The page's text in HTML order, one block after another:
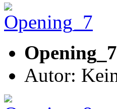
Opening_7
Autor: